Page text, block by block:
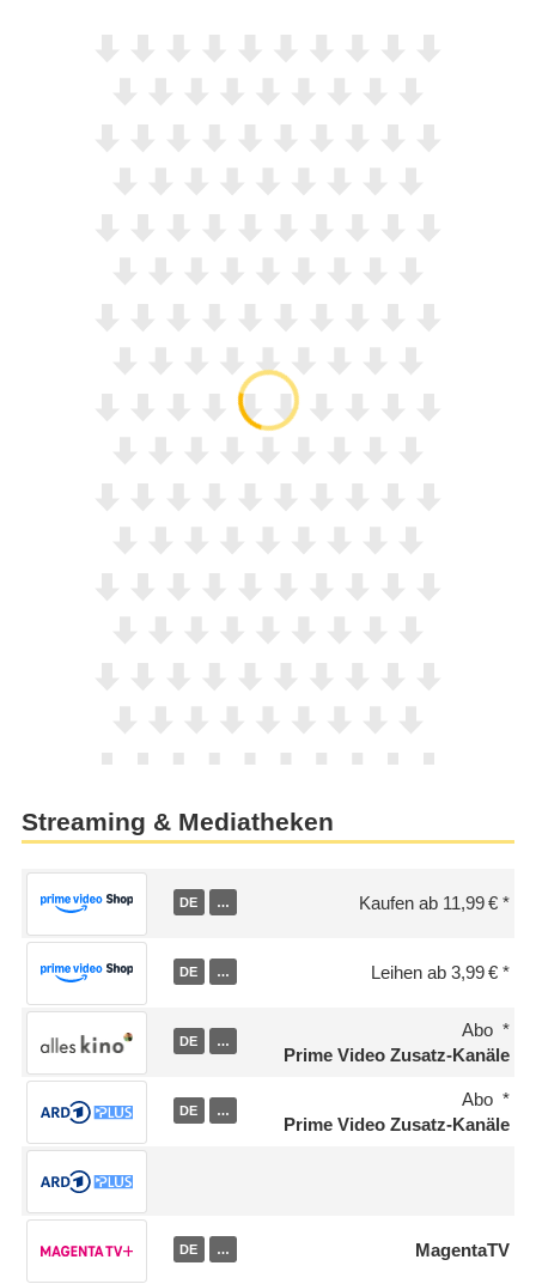
Streaming & Mediatheken
DE … Kaufen ab 11,99 €
DE … Leihen ab 3,99 €
DE …
Abo
Prime Video Zusatz-Kanäle
DE …
Abo
Prime Video Zusatz-Kanäle
DE … MagentaTV